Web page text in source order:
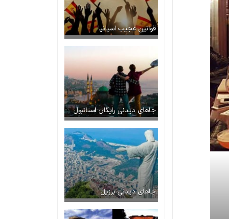
قوانین عجیب اسپانیا
جاهای دیدنی رایگان استانبول
جاهای دیدنی برزیل